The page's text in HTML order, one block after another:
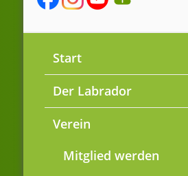
Start
Der Labrador
Verein
Mitglied werden